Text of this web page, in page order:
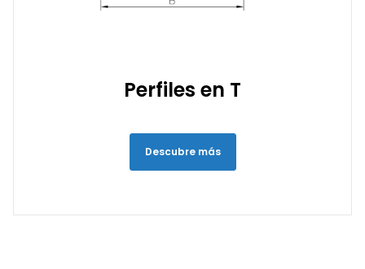
Perfiles en T
Descubre más